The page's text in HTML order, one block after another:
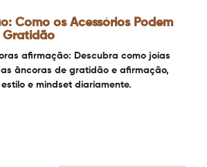
Como os Acessórios Podem
Gratidão
afirmação: Descubra como joias
âncoras de gratidão e afirmação,
e mindset diariamente.